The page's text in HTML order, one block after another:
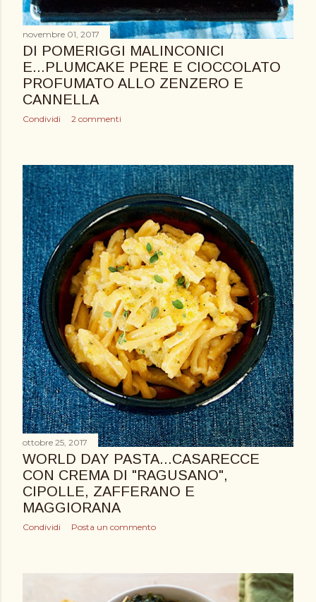
novembre 01, 2017
DI POMERIGGI MALINCONICI
E...PLUMCAKE PERE E CIOCCOLATO
PROFUMATO ALLO ZENZERO E
CANNELLA
Condividi 2 commenti
ottobre 25, 2017
WORLD DAY PASTA...CASARECCE
CON CREMA DI "RAGUSANO",
CIPOLLE, ZAFFERANO E
MAGGIORANA
Condividi Posta un commento